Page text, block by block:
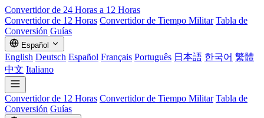
Convertidor de 24 Horas a 12 Horas
Convertidor de 12 Horas Convertidor de Tiempo Militar Tabla de
Conversión Guías
Español
English Deutsch Español Français Português 日本語 한국어 繁體
中文 Italiano
Convertidor de 12 Horas Convertidor de Tiempo Militar Tabla de
Conversión Guías